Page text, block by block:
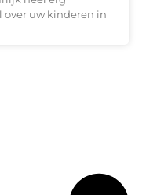
over uw kinderen in